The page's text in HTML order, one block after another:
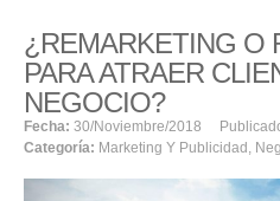
HOSTING
RESELLER
SERVIDORES VPS
¿REMARKETING O
PARA ATRAER
NEGOCIO?
Fecha: 30/noviembre/2018
Categoría: Marketing Y Publicidad ,